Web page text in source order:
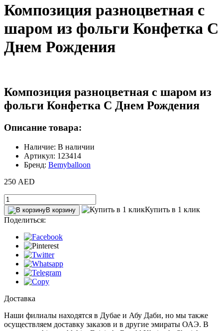
Композиция разноцветная с
шаром из фольги Конфетка С
Днем Рождения
Композиция разноцветная с шаром из
фольги Конфетка С Днем Рождения
Описание товара:
Наличие: В наличии
Артикул: 123414
Бренд: Bemyballoon
250 AED
В корзину
Купить в 1 клик
Поделиться:
Доставка
Наши филиалы находятся в Дубае и Абу Даби, но мы также
осуществляем доставку заказов и в другие эмираты ОАЭ. В